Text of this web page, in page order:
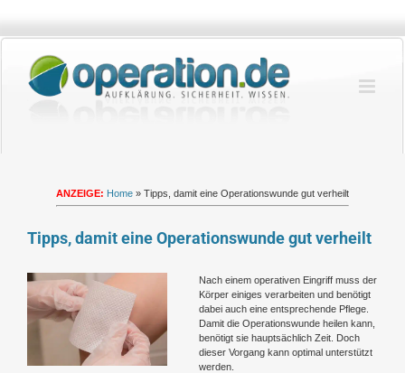
springen
ANZEIGE: Home » Tipps, damit eine Operationswunde gut verheilt
Tipps, damit eine Operationswunde gut verheilt
Zeige
grösseres
Bild
Nach einem operativen Eingriff muss der
Körper einiges verarbeiten und benötigt
dabei auch eine entsprechende Pflege.
Damit die Operationswunde heilen kann,
benötigt sie hauptsächlich Zeit. Doch
dieser Vorgang kann optimal unterstützt
werden.